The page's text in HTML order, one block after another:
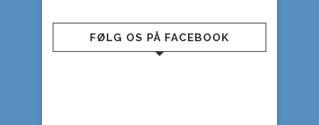
FØLG OS PÅ FACEBOOK